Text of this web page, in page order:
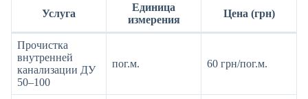
Услуга
Единица
измерения
Цена (грн)
Прочистка
внутренней
канализации ДУ
50–100
пог.м. 60 грн/пог.м.